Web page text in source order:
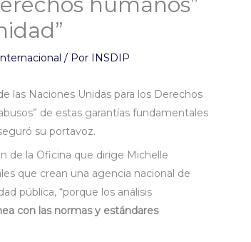
/ Por INSDIP
las Naciones Unidas para los Derechos
de estas garantías fundamentales
su portavoz.
de la Oficina que dirige Michelle
que crean una agencia nacional de
pública, “porque los análisis
con las normas y estándares